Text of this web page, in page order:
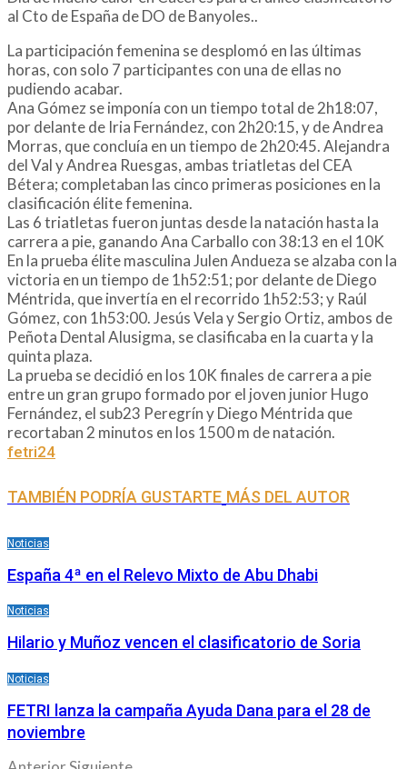
al Cto de España de DO de Banyoles..
La participación femenina se desplomó en las últimas
horas, con solo 7 participantes con una de ellas no
pudiendo acabar.
Ana Gómez se imponía con un tiempo total de 2h18:07,
por delante de Iria Fernández, con 2h20:15, y de Andrea
Morras, que concluía en un tiempo de 2h20:45. Alejandra
del Val y Andrea Ruesgas, ambas triatletas del CEA
Bétera; completaban las cinco primeras posiciones en la
clasificación élite femenina.
Las 6 triatletas fueron juntas desde la natación hasta la
carrera a pie, ganando Ana Carballo con 38:13 en el 10K
En la prueba élite masculina Julen Andueza se alzaba con la
victoria en un tiempo de 1h52:51; por delante de Diego
Méntrida, que invertía en el recorrido 1h52:53; y Raúl
Gómez, con 1h53:00. Jesús Vela y Sergio Ortiz, ambos de
Peñota Dental Alusigma, se clasificaba en la cuarta y la
quinta plaza.
La prueba se decidió en los 10K finales de carrera a pie
entre un gran grupo formado por el joven junior Hugo
Fernández, el sub23 Peregrín y Diego Méntrida que
recortaban 2 minutos en los 1500 m de natación.
fetri24
TAMBIÉN PODRÍA GUSTARTE MÁS DEL AUTOR
Noticias
España 4ª en el Relevo Mixto de Abu Dhabi
Noticias
Hilario y Muñoz vencen el clasificatorio de Soria
Noticias
FETRI lanza la campaña Ayuda Dana para el 28 de
noviembre